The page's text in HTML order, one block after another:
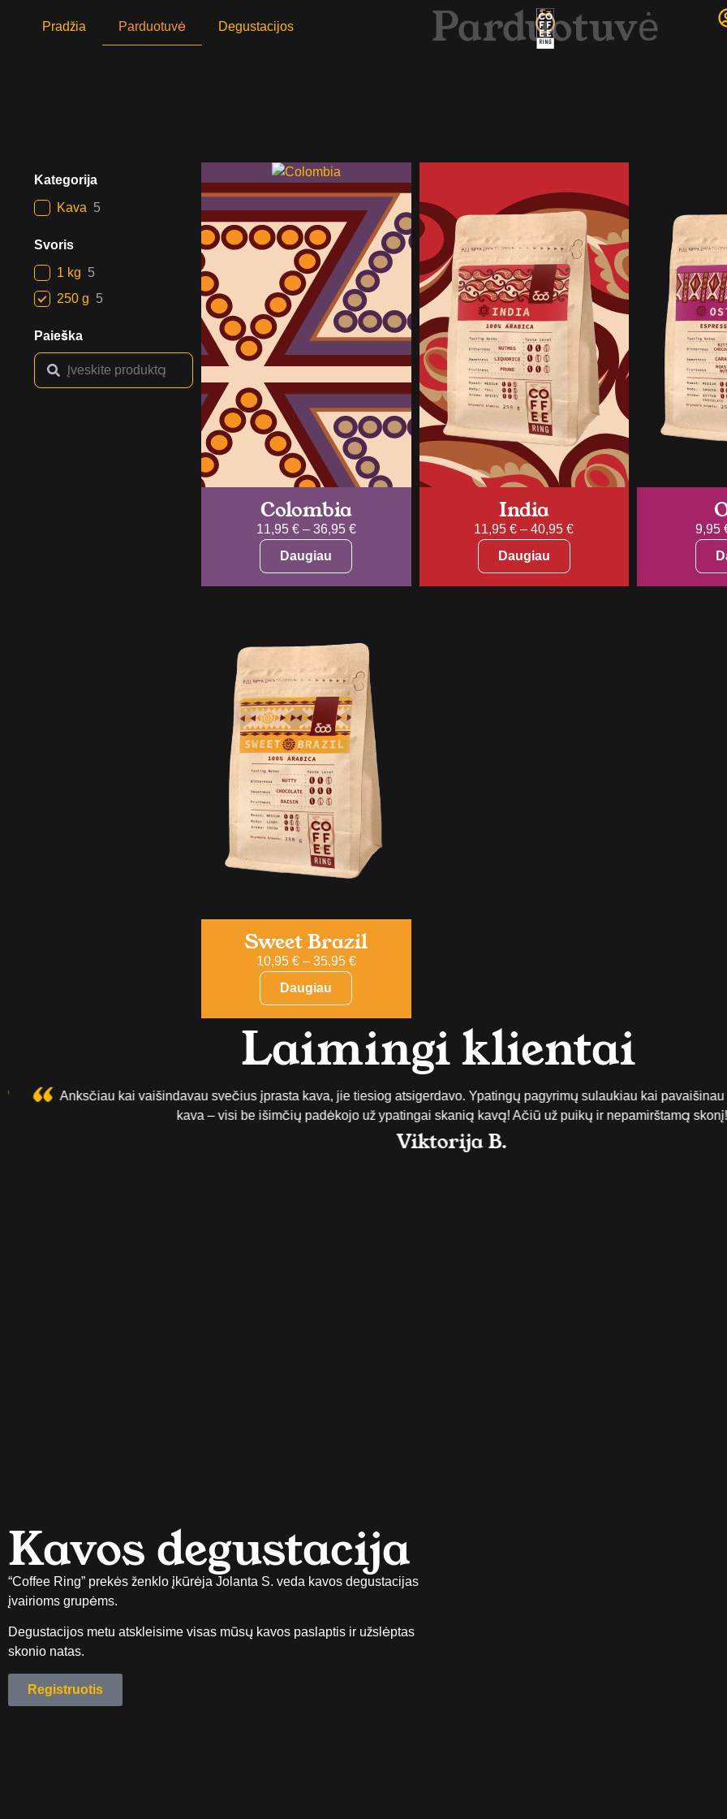
Pradžia Parduotuvė Degustacijos Parduotuvė
Kategorija
Kava 5
Svoris
1 kg 5
250 g 5
Paieška
Colombia
11,95 €– 36,95 €
Daugiau
India
11,95€ –40,95€
Daugiau
9,95
Sweet Brazil
10,95 €– 35,95 €
Daugiau
Laimingi klientai
“ Anksčiau kai vaišindavau svečius įprasta kava, jie tiesiog atsigerdavo. Ypatingų pagyrimų sulaukiau kai pavaišinau
kava – visi be išimčių padėkojo už ypatingai skanią kavą! Ačiū už puikų ir nepamirštamą skonį!
Viktorija B.
Kavos degustacija
“Coffee Ring” prekės ženklo įkūrėja Jolanta S. veda kavos degustacijas
įvairioms grupėms.
Degustacijos metu atskleisime visas mūsų kavos paslaptis ir užslėptas
skonio natas.
Registruotis